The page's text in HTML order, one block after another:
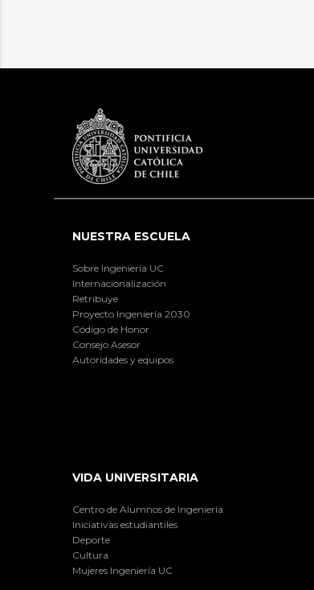
NUESTRA ESCUELA
Sobre Ingeniería UC
Internacionalización
Retribuye
Proyecto Ingeniería 2030
Código de Honor
Consejo Asesor
Autoridades y equipos
VIDA UNIVERSITARIA
Centro de Alumnos de Ingeniería
Iniciativas estudiantiles
Deporte
Cultura
Mujeres Ingeniería UC